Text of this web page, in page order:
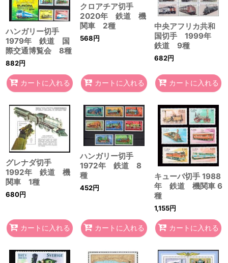
ハンガリー切手
1979年 鉄道 国
際交通博覧会 8種
882円
カートに入れる
クロアチア切手
2020年 鉄道 機
関車 2種
568円
カートに入れる
中央アフリカ共和
国切手 1999年
鉄道 9種
682円
カートに入れる
グレナダ切手
1992年 鉄道 機
関車 1種
680円
カートに入れる
ハンガリー切手
1972年 鉄道 8
種
452円
カートに入れる
キューバ切手 1988
年 鉄道 機関車 6
種
1,155円
カートに入れる